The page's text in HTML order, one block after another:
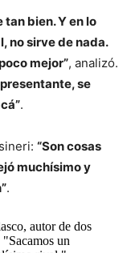
tan bien. Y en lo
no sirve de nada.
mejor”, analizó.
se
.
“Son cosas
muchísimo y
.
autor de dos
un